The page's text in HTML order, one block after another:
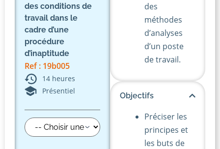
des conditions de
travail dans le
cadre d’une
procédure
d’inaptitude
Ref : 19b005
14 heures
Présentiel
des
méthodes
d’analyses
d’un poste
de travail.
Objectifs
Préciser les
principes et
les buts de